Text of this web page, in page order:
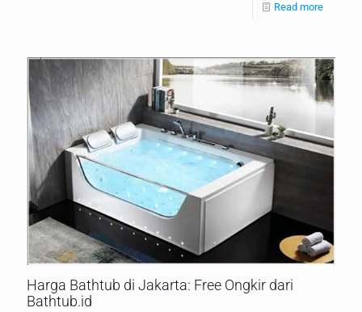
Read more
Harga Bathtub di Jakarta: Free Ongkir dari
Bathtub.id